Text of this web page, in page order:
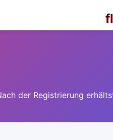
der Registrierung